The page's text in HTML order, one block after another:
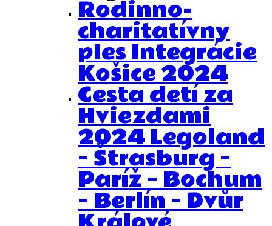
Rodinno-
charitatívny
ples Integrácie
Košice 2024
Cesta detí za
Hviezdami
2024 Legoland
– Štrasburg –
Paríž – Bochum
– Berlín – Dvůr